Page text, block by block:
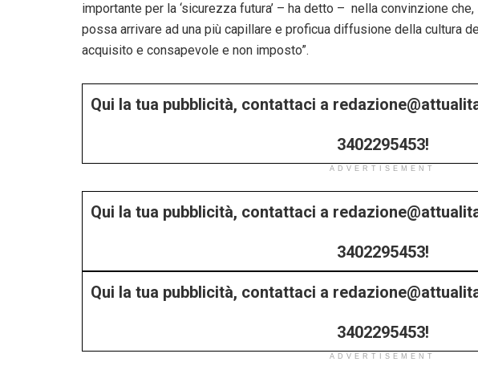
importante per la ‘sicurezza futura’ – ha detto – nella convinzione
possa arrivare ad una più capillare e proficua diffusione della cultura
acquisito e consapevole e non imposto”.
Qui la tua pubblicità, contattaci a
3402295453!
ADVERTISEMENT
Qui la tua pubblicità, contattaci a
3402295453!
Qui la tua pubblicità, contattaci a
3402295453!
ADVERTISEMENT